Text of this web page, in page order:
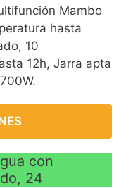
Mambo
hasta
10
12h, Jarra apta
con
24